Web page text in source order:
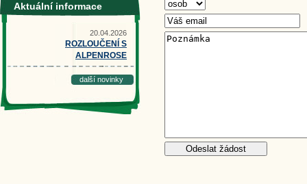
Aktuální informace
20.04.2026
ROZLOUČENÍ S
ALPENROSE
další novinky